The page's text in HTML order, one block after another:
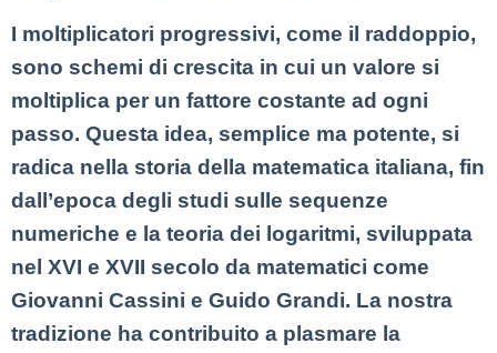
I moltiplicatori progressivi, come il raddoppio,
sono schemi di crescita in cui un valore si
moltiplica per un fattore costante ad ogni
passo. Questa idea, semplice ma potente, si
radica nella storia della matematica italiana, fin
dall’epoca degli studi sulle sequenze
numeriche e la teoria dei logaritmi, sviluppata
nel XVI e XVII secolo da matematici come
Giovanni Cassini e Guido Grandi. La nostra
tradizione ha contribuito a plasmare la